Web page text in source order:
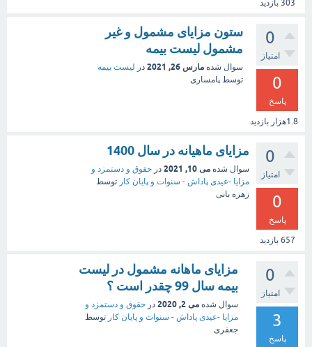
303 بازدید
0
امتیاز
0
پاسخ
1.8هزار بازدید
ستون مزایای مشمول و غیر
مشمول لیست بیمه
سوال شده مارس 26, 2021 در لیست بیمه
توسط پامساری
0
امتیاز
0
پاسخ
657 بازدید
مزایای ماهیانه در سال 1400
سوال شده می 10, 2021 در حقوق و دستمزد و
مزایا -عیدی پاداش - سنوات و پایان کار توسط
زهره بانی
0
امتیاز
3
پاسخ
مزایای ماهانه مشمول در لیست
بیمه سال 99 چقدر است ؟
سوال شده می 2, 2020 در حقوق و دستمزد و
مزایا -عیدی پاداش - سنوات و پایان کار توسط
جعفری